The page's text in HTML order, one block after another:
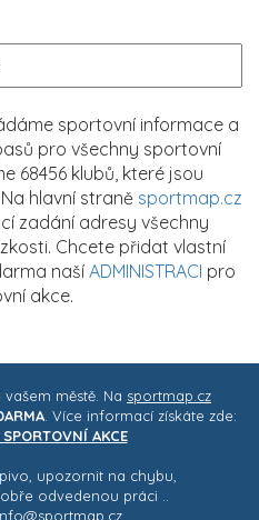
sportovní informace a
pro všechny sportovní
68456 klubů, které jsou
hlavní straně sportmap.cz
zadání adresy všechny
Chcete přidat vlastní
naší ADMINISTRACI pro
akce.
městě. Na sportmap.cz
. Více informací získáte zde:
AKCE
upozornit na chybu,
odvedenou práci ..